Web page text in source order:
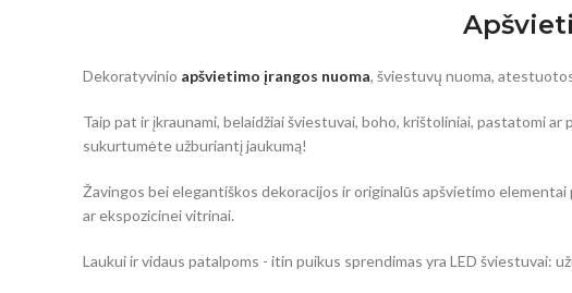
Dekoratyvinio apšvietimo įrangos nuoma, šviestuvų nuoma,
Taip pat ir įkraunami, belaidžiai šviestuvai, boho, krištoliniai, pastatomi
sukurtumėte užburiantį jaukumą!
Žavingos bei elegantiškos dekoracijos ir originalūs apšvietimo
ar ekspozicinei vitrinai.
Laukui ir vidaus patalpoms - itin puikus sprendimas yra LED šviestuvai: